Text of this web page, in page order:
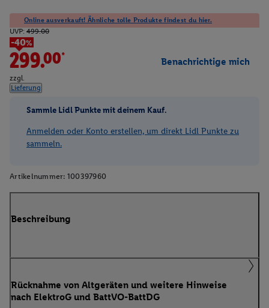
Online ausverkauft! Ähnliche tolle Produkte findest du hier.
UVP: 499.00
-40%
299.00*
zzgl.
Lieferung
Benachrichtige mich
Sammle Lidl Punkte mit deinem Kauf.
Anmelden oder Konto erstellen, um direkt Lidl Punkte zu
sammeln.
Artikelnummer: 100397960
Beschreibung
Rücknahme von Altgeräten und weitere Hinweise
nach ElektroG und BattVO-BattDG